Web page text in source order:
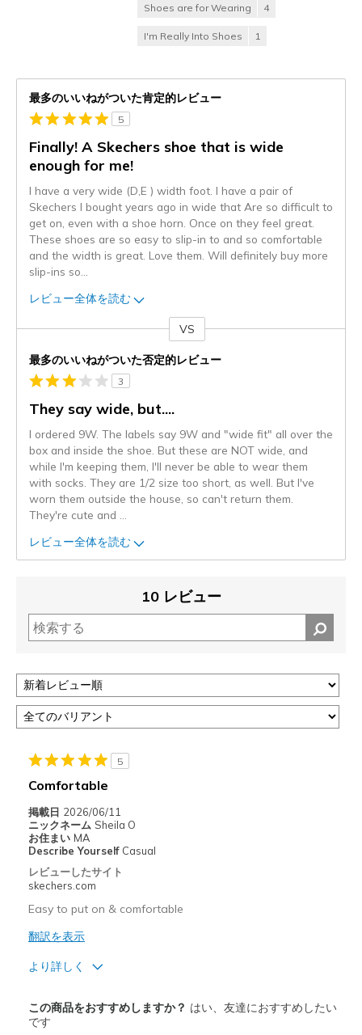
Shoes are for Wearing 4
I'm Really Into Shoes 1
最多のいいねがついた肯定的レビュー
5
Finally! A Skechers shoe that is wide
enough for me!
I have a very wide (D,E ) width foot. I have a pair of
Skechers I bought years ago in wide that Are so difficult to
get on, even with a shoe horn. Once on they feel great.
These shoes are so easy to slip-in to and so comfortable
and the width is great. Love them. Will definitely buy more
slip-ins so
レビュー全体を読む
VS
最多のいいねがついた否定的レビュー
3
They say wide, but....
I ordered 9W. The labels say 9W and "wide fit" all over the
box and inside the shoe. But these are NOT wide, and
while I'm keeping them, I'll never be able to wear them
with socks. They are 1/2 size too short, as well. But I've
worn them outside the house, so can't return them.
They're cute and
レビュー全体を読む
10 レビュー
5
Comfortable
掲載日 2026/06/11
ニックネーム Sheila O
お住まい MA
Describe Yourself Casual
レビューしたサイト
skechers.com
Easy to put on & comfortable
翻訳を表示
より詳しく
Attractive Design
この商品をおすすめしますか？ はい、友達におすすめしたい
です